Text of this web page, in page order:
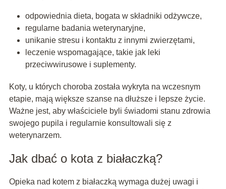
odpowiednia dieta, bogata w składniki odżywcze,
regularne badania weterynaryjne,
unikanie stresu i kontaktu z innymi zwierzętami,
leczenie wspomagające, takie jak leki
przeciwwirusowe i suplementy.
Koty, u których choroba została wykryta na wczesnym
etapie, mają większe szanse na dłuższe i lepsze życie.
Ważne jest, aby właściciele byli świadomi stanu zdrowia
swojego pupila i regularnie konsultowali się z
weterynarzem.
Jak dbać o kota z białaczką?
Opieka nad kotem z białaczką wymaga dużej uwagi i